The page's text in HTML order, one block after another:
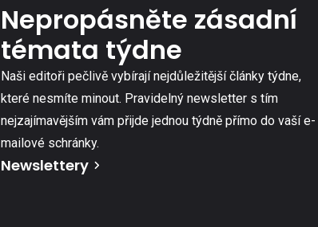
Nepropásněte zásadní
témata týdne
Naši editoři pečlivě vybírají nejdůležitější články týdne,
které nesmíte minout. Pravidelný newsletter s tím
nejzajímavějším vám přijde jednou týdně přímo do vaší e-
mailové schránky.
Newslettery